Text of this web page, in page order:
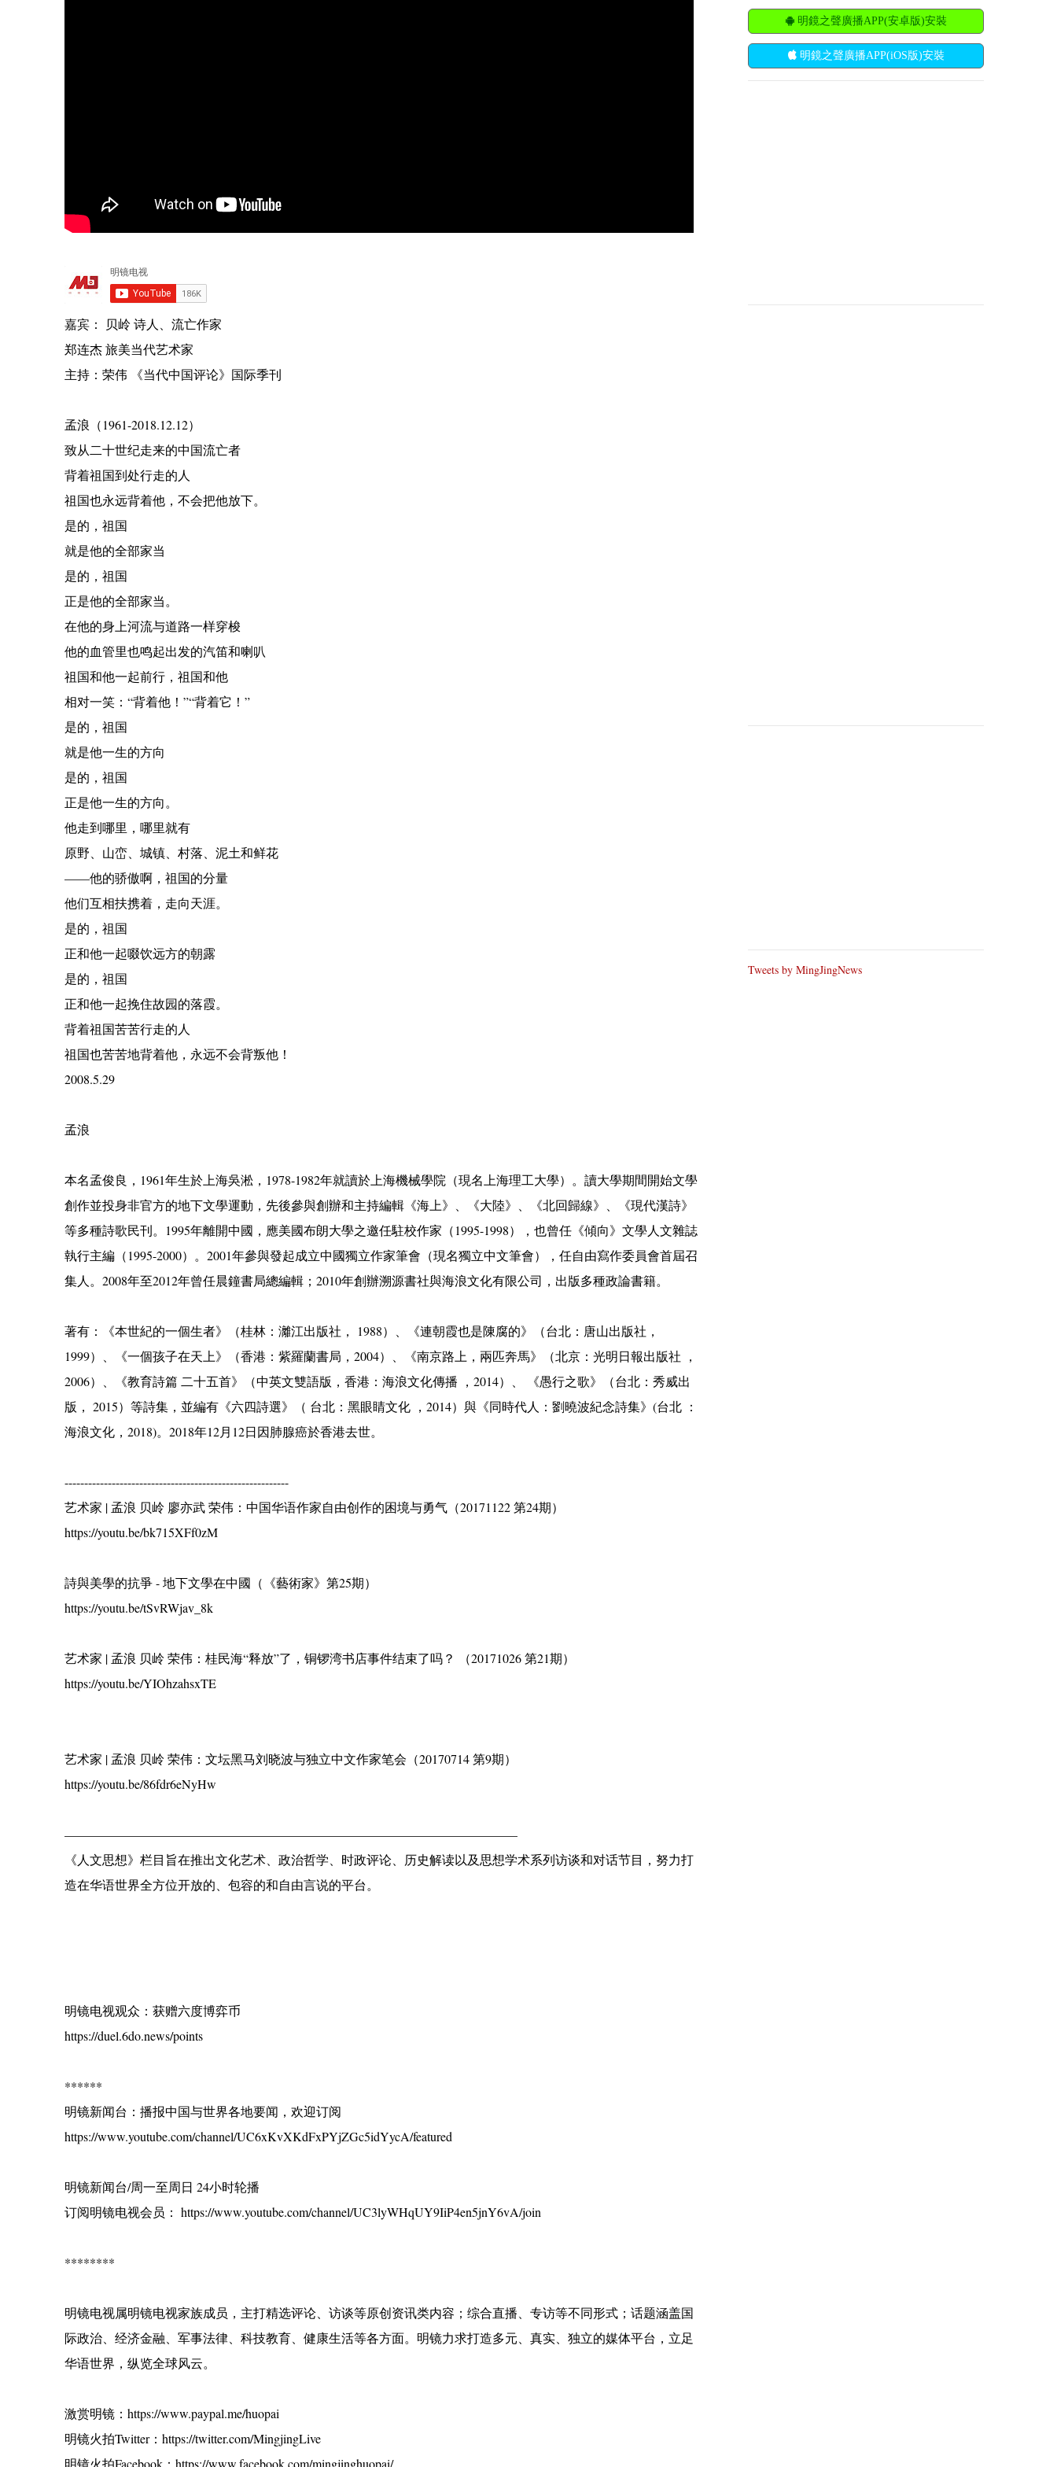
嘉宾： 贝岭 诗人、流亡作家
郑连杰 旅美当代艺术家
主持：荣伟 《当代中国评论》国际季刊
孟浪（1961-2018.12.12）
致从二十世纪走来的中国流亡者
背着祖国到处行走的人
祖国也永远背着他，不会把他放下。
是的，祖国
就是他的全部家当
是的，祖国
正是他的全部家当。
在他的身上河流与道路一样穿梭
他的血管里也鸣起出发的汽笛和喇叭
祖国和他一起前行，祖国和他
相对一笑：“背着他！”“背着它！”
是的，祖国
就是他一生的方向
是的，祖国
正是他一生的方向。
他走到哪里，哪里就有
原野、山峦、城镇、村落、泥土和鲜花
——他的骄傲啊，祖国的分量
他们互相扶携着，走向天涯。
是的，祖国
正和他一起啜饮远方的朝露
是的，祖国
正和他一起挽住故园的落霞。
背着祖国苦苦行走的人
祖国也苦苦地背着他，永远不会背叛他！
2008.5.29
孟浪
本名孟俊良，1961年生於上海吳淞，1978-1982年就讀於上海機械學院（現名上海理工大學）。讀大學期間開始文學
創作並投身非官方的地下文學運動，先後參與創辦和主持編輯《海上》、《大陸》、《北回歸線》、《現代漢詩》
等多種詩歌民刊。1995年離開中國，應美國布朗大學之邀任駐校作家（1995-1998），也曾任《傾向》文學人文雜誌
執行主編（1995-2000）。2001年參與發起成立中國獨立作家筆會（現名獨立中文筆會），任自由寫作委員會首屆召
集人。2008年至2012年曾任晨鐘書局總編輯；2010年創辦溯源書社與海浪文化有限公司，出版多種政論書籍。
著有：《本世紀的一個生者》（桂林：灕江出版社， 1988）、《連朝霞也是陳腐的》（台北：唐山出版社，
1999）、《一個孩子在天上》（香港：紫羅蘭書局，2004）、《南京路上，兩匹奔馬》（北京：光明日報出版社 ，
2006）、《教育詩篇 二十五首》（中英文雙語版，香港：海浪文化傳播 ，2014）、 《愚行之歌》（台北：秀威出
版， 2015）等詩集，並編有《六四詩選》（ 台北：黑眼睛文化 ，2014）與《同時代人：劉曉波紀念詩集》(台北 ：
海浪文化，2018)。2018年12月12日因肺腺癌於香港去世。
---------------------------------------------------------
艺术家 | 孟浪 贝岭 廖亦武 荣伟：中国华语作家自由创作的困境与勇气（20171122 第24期）
https://youtu.be/bk715XFf0zM
詩與美學的抗爭 - 地下文學在中國（《藝術家》第25期）
https://youtu.be/tSvRWjav_8k
艺术家 | 孟浪 贝岭 荣伟：桂民海“释放”了，铜锣湾书店事件结束了吗？ （20171026 第21期）
https://youtu.be/YIOhzahsxTE
艺术家 | 孟浪 贝岭 荣伟：文坛黑马刘晓波与独立中文作家笔会（20170714 第9期）
https://youtu.be/86fdr6eNyHw
————————————————————————————————————
《人文思想》栏目旨在推出文化艺术、政治哲学、时政评论、历史解读以及思想学术系列访谈和对话节目，努力打
造在华语世界全方位开放的、包容的和自由言说的平台。
明镜电视观众：获赠六度博弈币
https://duel.6do.news/points
******
明镜新闻台：播报中国与世界各地要闻，欢迎订阅
https://www.youtube.com/channel/UC6xKvXKdFxPYjZGc5idYycA/featured
明镜新闻台/周一至周日 24小时轮播
订阅明镜电视会员： https://www.youtube.com/channel/UC3lyWHqUY9IiP4en5jnY6vA/join
********
明镜电视属明镜电视家族成员，主打精选评论、访谈等原创资讯类内容；综合直播、专访等不同形式；话题涵盖国
际政治、经济金融、军事法律、科技教育、健康生活等各方面。明镜力求打造多元、真实、独立的媒体平台，立足
华语世界，纵览全球风云。
激赏明镜：https://www.paypal.me/huopai
明镜火拍Twitter：https://twitter.com/MingjingLive
明镜火拍Facebook：https://www.facebook.com/mingjinghuopai/
明鏡之聲廣播APP(安卓版)安裝
明鏡之聲廣播APP(iOS版)安裝
Tweets by MingJingNews